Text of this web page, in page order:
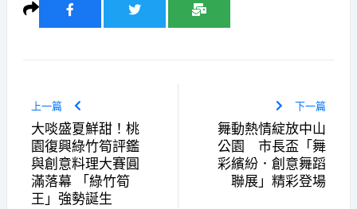
上一篇
大啖盛夏鮮甜！桃
園復興綠竹筍評鑑
與創意料理大賽圓
滿落幕 「綠竹筍
王」強勢誕生
下一篇
舞動熱情綻放中山
公園 市長盃「舞
彩繽紛．創意舞蹈
聯展」精彩登場